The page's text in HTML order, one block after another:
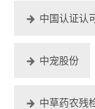
中国认证认
中宠股份
中草药农残